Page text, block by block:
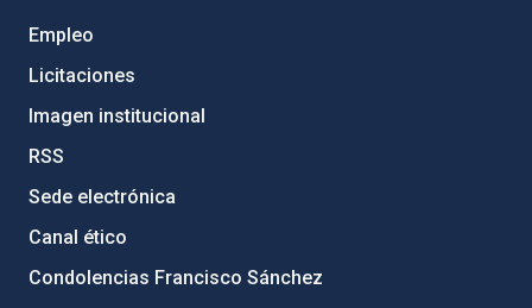
Empleo
Licitaciones
Imagen institucional
RSS
Sede electrónica
Canal ético
Condolencias Francisco Sánchez